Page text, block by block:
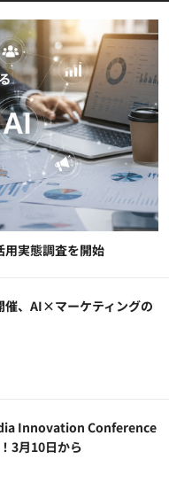
用実態調査を開始
催、AI×マーケティングの
Innovation Conference
3月10日から